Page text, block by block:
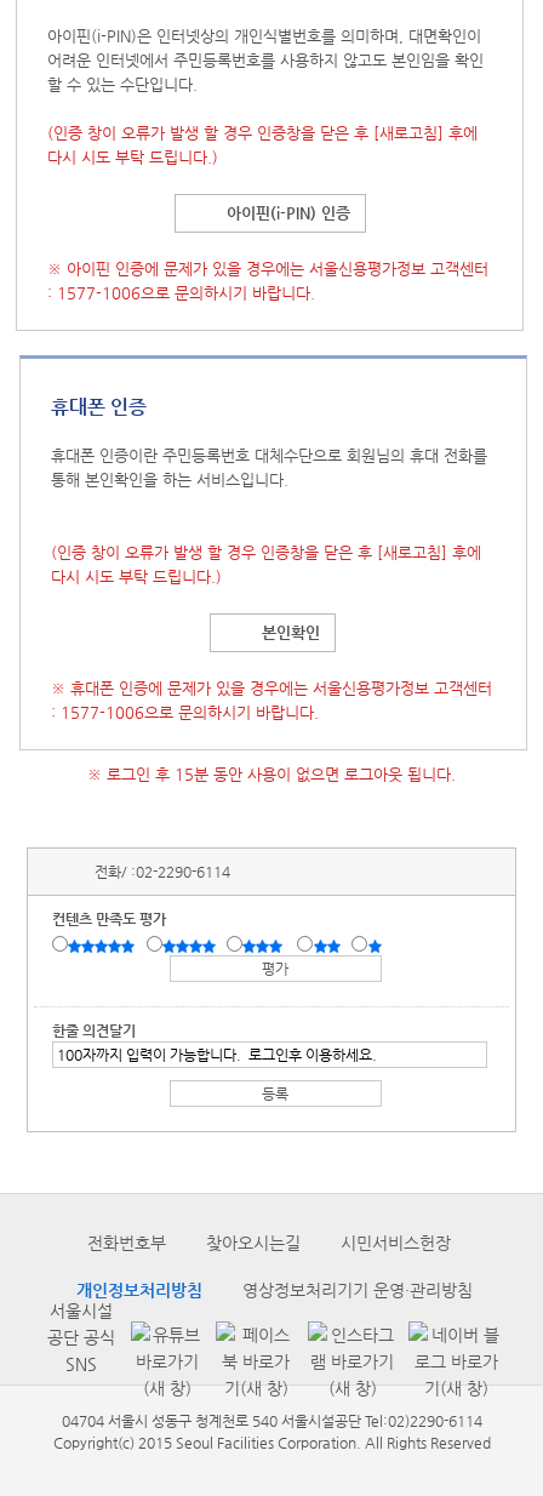
아이핀(i-PIN)은 인터넷상의 개인식별번호를 의미하며, 대면확인이
어려운 인터넷에서 주민등록번호를 사용하지 않고도 본인임을 확인
할 수 있는 수단입니다.
(인증 창이 오류가 발생 할 경우 인증창을 닫은 후 [새로고침] 후에
다시 시도 부탁 드립니다.)
아이핀(i-PIN) 인증
※ 아이핀 인증에 문제가 있을 경우에는 서울신용평가정보 고객센터
: 1577-1006으로 문의하시기 바랍니다.
휴대폰 인증
휴대폰 인증이란 주민등록번호 대체수단으로 회원님의 휴대 전화를
통해 본인확인을 하는 서비스입니다.
(인증 창이 오류가 발생 할 경우 인증창을 닫은 후 [새로고침] 후에
다시 시도 부탁 드립니다.)
본인확인
※ 휴대폰 인증에 문제가 있을 경우에는 서울신용평가정보 고객센터
: 1577-1006으로 문의하시기 바랍니다.
※ 로그인 후 15분 동안 사용이 없으면 로그아웃 됩니다.
전화/ :02-2290-6114
컨텐츠 만족도 평가
한줄 의견달기
전화번호부 찾아오시는길 시민서비스헌장
개인정보처리방침
영상정보처리기기 운영·관리방침
서울시설
공단 공식
SNS
04704 서울시 성동구 청계천로 540 서울시설공단 Tel:02)2290-6114
Copyright(c) 2015 Seoul Facilities Corporation. All Rights Reserved